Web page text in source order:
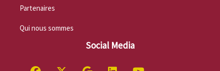
Partenaires
Qui nous sommes
Social Media